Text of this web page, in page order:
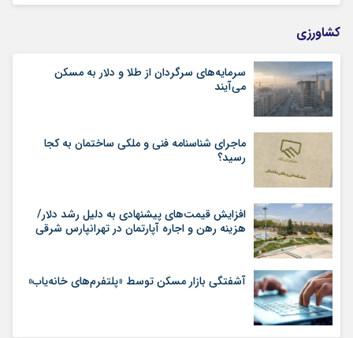
کشاورزی
سرمایه‌های سرگردان از طلا و دلار به مسکن
می‌آیند
ماجرای شناسنامه‌ فنی و ملکی ساختمان به کجا
رسید؟
افزایش قیمت‌های پیشنهادی به دلیل رشد دلار/
هزینه رهن و اجاره آپارتمان در تهرانپارس شرقی
آشفتگی بازار مسکن توسط «پلتفرم‌های خانه‌یاب»